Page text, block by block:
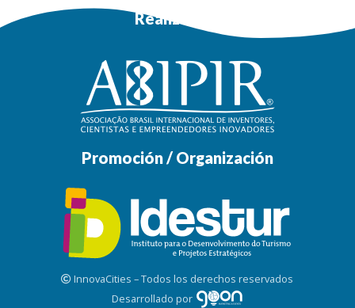
Realización
Promoción / Organización
InnovaCities – Todos los derechos reservados
Desarrollado por